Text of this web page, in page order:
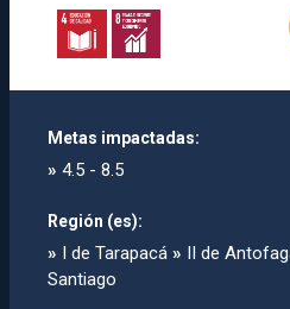
Metas impactadas:
» 4.5 - 8.5
Región (es):
» I de Tarapacá » II de
Santiago